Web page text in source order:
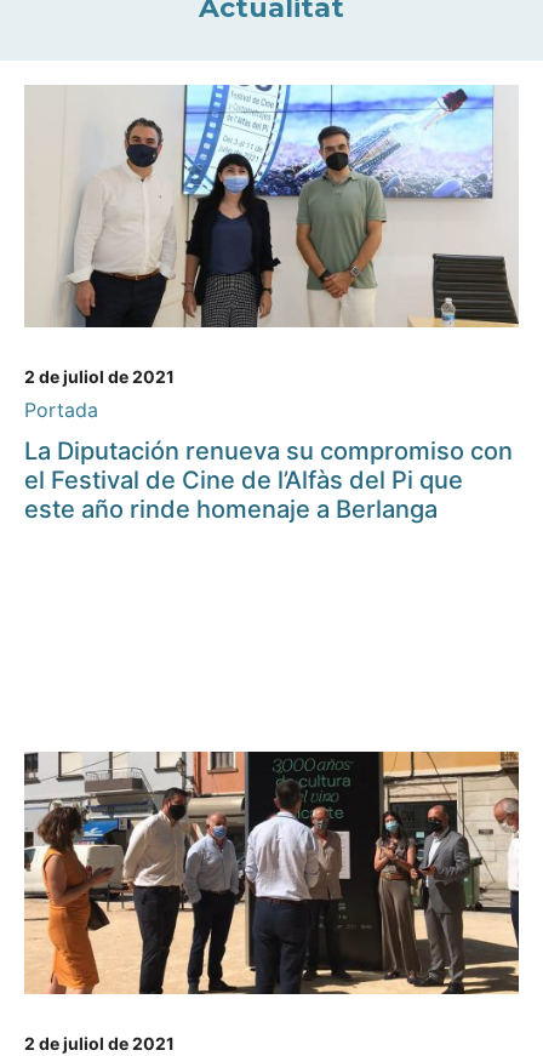
Actualitat
2 de juliol de 2021
Portada
La Diputación renueva su compromiso con
el Festival de Cine de l’Alfàs del Pi que
este año rinde homenaje a Berlanga
2 de juliol de 2021